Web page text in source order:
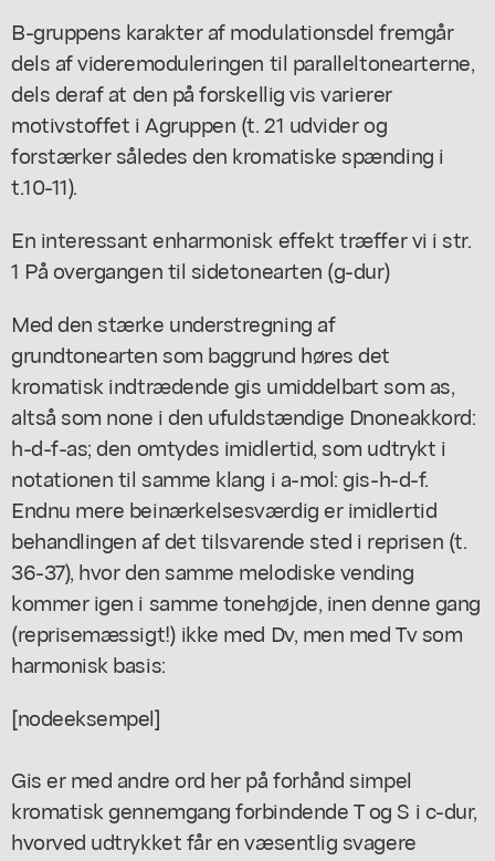
B-gruppens karakter af modulationsdel fremgår
dels af videremoduleringen til paralleltonearterne,
dels deraf at den på forskellig vis varierer
motivstoffet i Agruppen (t. 21 udvider og
forstærker således den kromatiske spænding i
t.10-11).
En interessant enharmonisk effekt træffer vi i str.
1 På overgangen til sidetonearten (g-dur)
Med den stærke understregning af
grundtonearten som baggrund høres det
kromatisk indtrædende gis umiddelbart som as,
altså som none i den ufuldstændige Dnoneakkord:
h-d-f-as; den omtydes imidlertid, som udtrykt i
notationen til samme klang i a-mol: gis-h-d-f.
Endnu mere beinærkelsesværdig er imidlertid
behandlingen af det tilsvarende sted i reprisen (t.
36-37), hvor den samme melodiske vending
kommer igen i samme tonehøjde, inen denne gang
(reprisemæssigt!) ikke med Dv, men med Tv som
harmonisk basis:
[nodeeksempel]
Gis er med andre ord her på forhånd simpel
kromatisk gennemgang forbindende T og S i c-dur,
hvorved udtrykket får en væsentlig svagere